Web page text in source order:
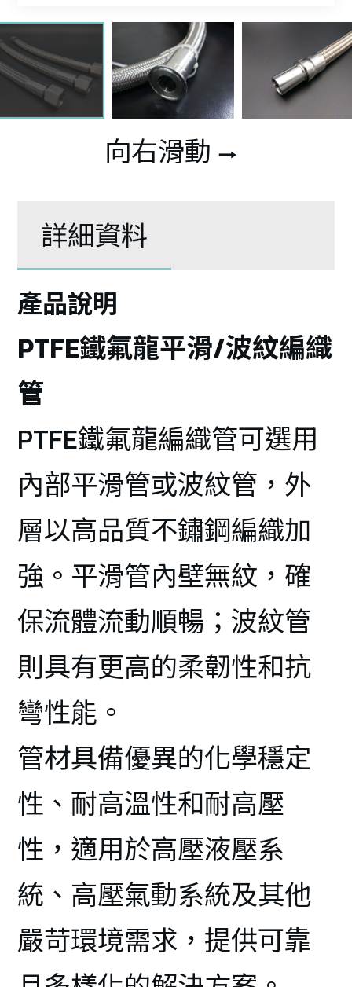
向右滑動 ⭢
詳細資料
產品說明
PTFE鐵氟龍平滑/波紋編織
管
PTFE鐵氟龍編織管可選用
內部平滑管或波紋管，外
層以高品質不鏽鋼編織加
強。平滑管內壁無紋，確
保流體流動順暢；波紋管
則具有更高的柔韌性和抗
彎性能。
管材具備優異的化學穩定
性、耐高溫性和耐高壓
性，適用於高壓液壓系
統、高壓氣動系統及其他
嚴苛環境需求，提供可靠